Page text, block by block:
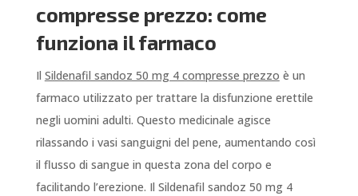
compresse prezzo: come
funziona il farmaco
Il Sildenafil sandoz 50 mg 4 compresse prezzo è un
farmaco utilizzato per trattare la disfunzione erettile
negli uomini adulti. Questo medicinale agisce
rilassando i vasi sanguigni del pene, aumentando così
il flusso di sangue in questa zona del corpo e
facilitando l’erezione. Il Sildenafil sandoz 50 mg 4